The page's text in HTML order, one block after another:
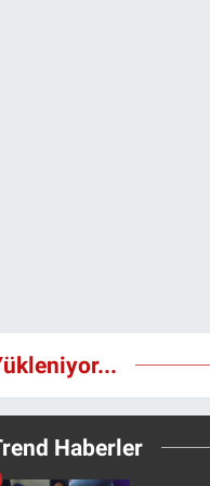
Haberler